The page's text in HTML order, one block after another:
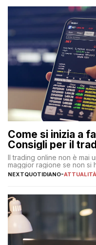
Come si inizia a
Consigli per il
Il trading online non è mai
maggior ragione se non si
NEXTQUOTIDIANO-ATTUALITÀ